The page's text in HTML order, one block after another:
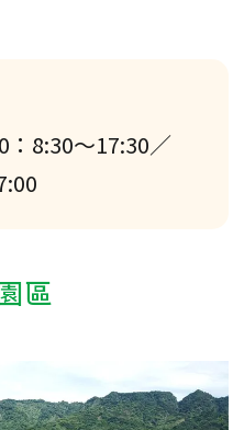
8:30～17:30／
區